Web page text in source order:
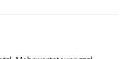
der Kommission des